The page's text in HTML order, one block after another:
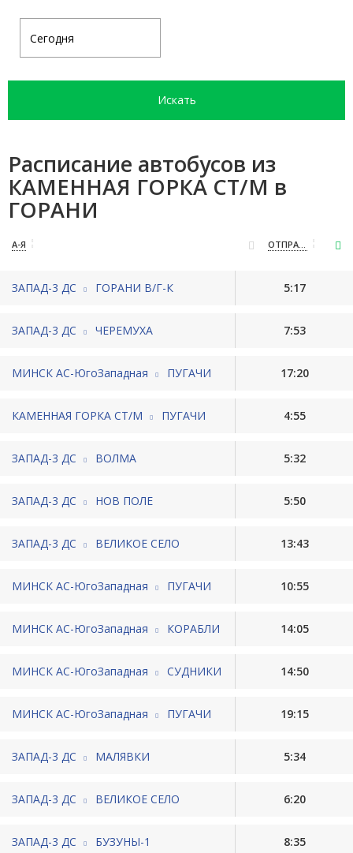
Искать
Расписание автобусов из
КАМЕННАЯ ГОРКА СТ/М в
ГОРАНИ
А-Я ОТПРАВЛЕНИЕ
ЗАПАД-3 ДС ГОРАНИ В/Г-К 5:17
ЗАПАД-3 ДС ЧЕРЕМУХА 7:53
МИНСК АС-ЮгоЗападная ПУГАЧИ 17:20
КАМЕННАЯ ГОРКА СТ/М ПУГАЧИ 4:55
ЗАПАД-3 ДС ВОЛМА 5:32
ЗАПАД-3 ДС НОВ ПОЛЕ 5:50
ЗАПАД-3 ДС ВЕЛИКОЕ СЕЛО 13:43
МИНСК АС-ЮгоЗападная ПУГАЧИ 10:55
МИНСК АС-ЮгоЗападная КОРАБЛИ 14:05
МИНСК АС-ЮгоЗападная СУДНИКИ 14:50
МИНСК АС-ЮгоЗападная ПУГАЧИ 19:15
ЗАПАД-3 ДС МАЛЯВКИ 5:34
ЗАПАД-3 ДС ВЕЛИКОЕ СЕЛО 6:20
ЗАПАД-3 ДС БУЗУНЫ-1 8:35